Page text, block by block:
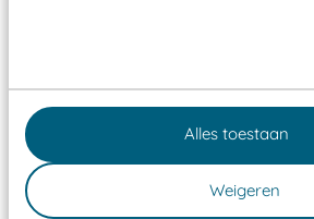
Alles toestaan
Weigeren